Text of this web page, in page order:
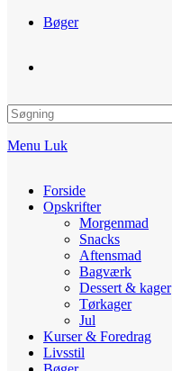
Bøger
website
search
Menu Luk
Forside
Opskrifter
Morgenmad
Snacks
Aftensmad
Bagværk
Dessert & kager
Tørkager
Jul
Kurser & Foredrag
Livsstil